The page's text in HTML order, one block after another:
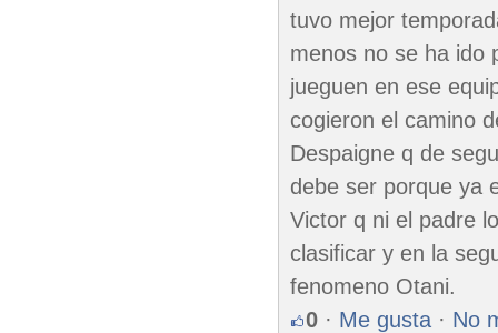
tuvo mejor
menos no se ha ido
jueguen en ese
cogieron el camino
Despaigne q de
debe ser porque ya
Victor q ni el padre
clasificar y en la
fenomeno Otani.
0 · Me gusta · No